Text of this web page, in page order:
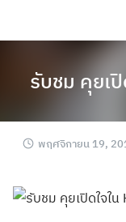
รับชม คุยเ
พฤศจิกายน 19,